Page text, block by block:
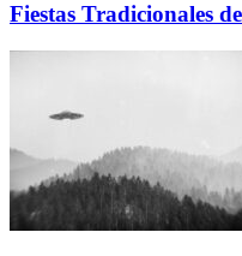
Fiestas Tradicionales